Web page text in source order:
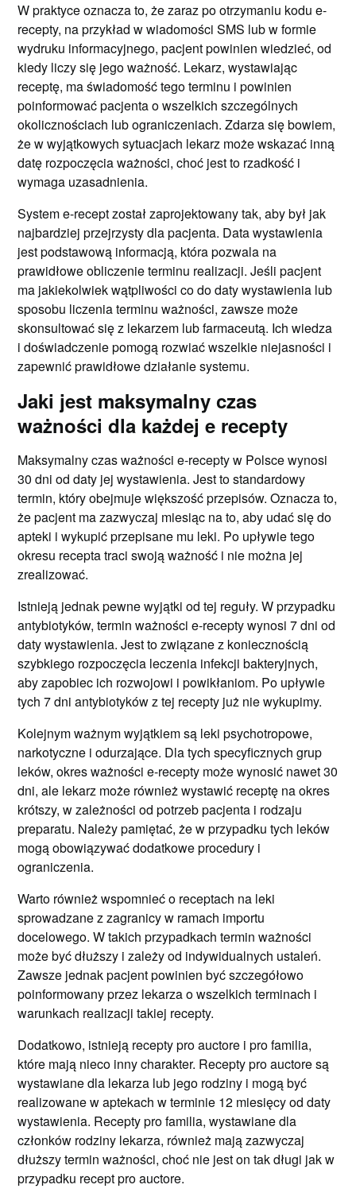
W praktyce oznacza to, że zaraz po otrzymaniu kodu e-
recepty, na przykład w wiadomości SMS lub w formie
wydruku informacyjnego, pacjent powinien wiedzieć, od
kiedy liczy się jego ważność. Lekarz, wystawiając
receptę, ma świadomość tego terminu i powinien
poinformować pacjenta o wszelkich szczególnych
okolicznościach lub ograniczeniach. Zdarza się bowiem,
że w wyjątkowych sytuacjach lekarz może wskazać inną
datę rozpoczęcia ważności, choć jest to rzadkość i
wymaga uzasadnienia.
System e-recept został zaprojektowany tak, aby był jak
najbardziej przejrzysty dla pacjenta. Data wystawienia
jest podstawową informacją, która pozwala na
prawidłowe obliczenie terminu realizacji. Jeśli pacjent
ma jakiekolwiek wątpliwości co do daty wystawienia lub
sposobu liczenia terminu ważności, zawsze może
skonsultować się z lekarzem lub farmaceutą. Ich wiedza
i doświadczenie pomogą rozwiać wszelkie niejasności i
zapewnić prawidłowe działanie systemu.
Jaki jest maksymalny czas
ważności dla każdej e recepty
Maksymalny czas ważności e-recepty w Polsce wynosi
30 dni od daty jej wystawienia. Jest to standardowy
termin, który obejmuje większość przepisów. Oznacza to,
że pacjent ma zazwyczaj miesiąc na to, aby udać się do
apteki i wykupić przepisane mu leki. Po upływie tego
okresu recepta traci swoją ważność i nie można jej
zrealizować.
Istnieją jednak pewne wyjątki od tej reguły. W przypadku
antybiotyków, termin ważności e-recepty wynosi 7 dni od
daty wystawienia. Jest to związane z koniecznością
szybkiego rozpoczęcia leczenia infekcji bakteryjnych,
aby zapobiec ich rozwojowi i powikłaniom. Po upływie
tych 7 dni antybiotyków z tej recepty już nie wykupimy.
Kolejnym ważnym wyjątkiem są leki psychotropowe,
narkotyczne i odurzające. Dla tych specyficznych grup
leków, okres ważności e-recepty może wynosić nawet 30
dni, ale lekarz może również wystawić receptę na okres
krótszy, w zależności od potrzeb pacjenta i rodzaju
preparatu. Należy pamiętać, że w przypadku tych leków
mogą obowiązywać dodatkowe procedury i
ograniczenia.
Warto również wspomnieć o receptach na leki
sprowadzane z zagranicy w ramach importu
docelowego. W takich przypadkach termin ważności
może być dłuższy i zależy od indywidualnych ustaleń.
Zawsze jednak pacjent powinien być szczegółowo
poinformowany przez lekarza o wszelkich terminach i
warunkach realizacji takiej recepty.
Dodatkowo, istnieją recepty pro auctore i pro familia,
które mają nieco inny charakter. Recepty pro auctore są
wystawiane dla lekarza lub jego rodziny i mogą być
realizowane w aptekach w terminie 12 miesięcy od daty
wystawienia. Recepty pro familia, wystawiane dla
członków rodziny lekarza, również mają zazwyczaj
dłuższy termin ważności, choć nie jest on tak długi jak w
przypadku recept pro auctore.